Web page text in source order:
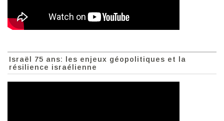
Israël 75 ans: les enjeux géopolitiques et la
résilience israélienne